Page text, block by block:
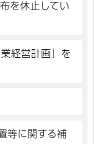
を休止してい
経営計画」を
等に関する補